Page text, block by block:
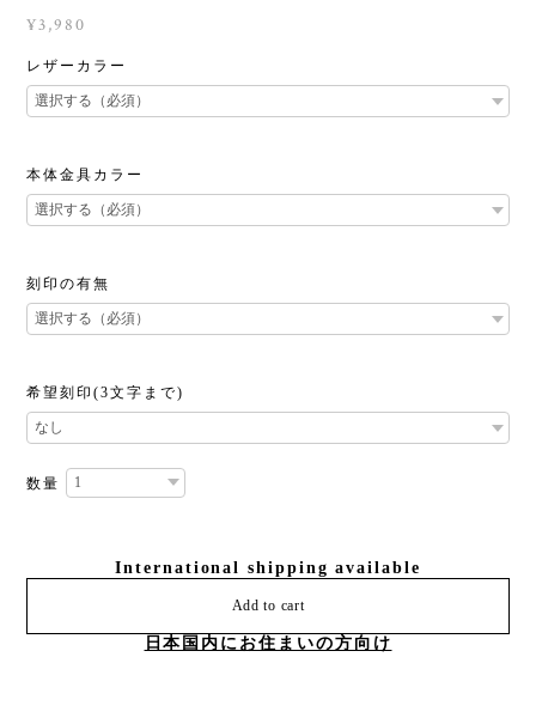
¥3,980
レザーカラー
本体金具カラー
刻印の有無
希望刻印(3文字まで)
数量
International shipping available
Add to cart
日本国内にお住まいの方向け